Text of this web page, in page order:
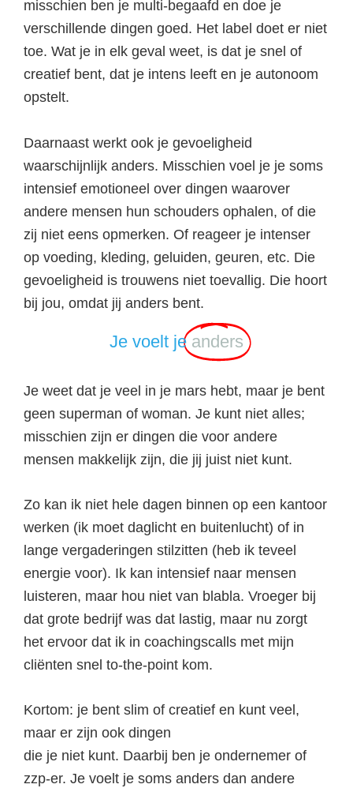
misschien ben je multi-begaafd en doe je
verschillende dingen goed. Het label doet er niet
toe. Wat je in elk geval weet, is dat je snel of
creatief bent, dat je intens leeft en je autonoom
opstelt.
Daarnaast werkt ook je gevoeligheid
waarschijnlijk anders. Misschien voel je je soms
intensief emotioneel over dingen waarover
andere mensen hun schouders ophalen, of die
zij niet eens opmerken. Of reageer je intenser
op voeding, kleding, geluiden, geuren, etc. Die
gevoeligheid is trouwens niet toevallig. Die hoort
bij jou, omdat jij anders bent.
Je voelt je anders
Je weet dat je veel in je mars hebt, maar je bent
geen superman of woman. Je kunt niet alles;
misschien zijn er dingen die voor andere
mensen makkelijk zijn, die jij juist niet kunt.
Zo kan ik niet hele dagen binnen op een kantoor
werken (ik moet daglicht en buitenlucht) of in
lange vergaderingen stilzitten (heb ik teveel
energie voor). Ik kan intensief naar mensen
luisteren, maar hou niet van blabla. Vroeger bij
dat grote bedrijf was dat lastig, maar nu zorgt
het ervoor dat ik in coachingscalls met mijn
cliënten snel to-the-point kom.
Kortom: je bent slim of creatief en kunt veel,
maar er zijn ook dingen
die je niet kunt. Daarbij ben je ondernemer of
zzp-er. Je voelt je soms anders dan andere